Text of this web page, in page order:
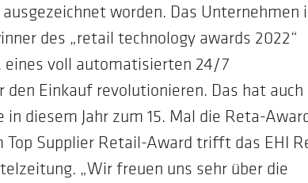
worden. Das Unternehmen
des „retail technology awards 2022“
eines voll automatisierten 24/7
Einkauf revolutionieren. Das hat auch
diesem Jahr zum 15. Mal die Reta-
Top Supplier Retail-Award trifft das EHI
„Wir freuen uns sehr über die